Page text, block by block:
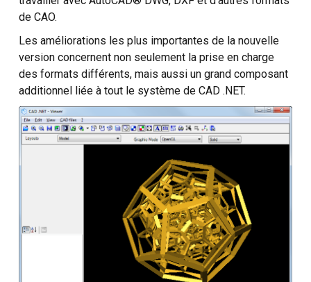
de CAO.
Les améliorations les plus importantes de la nouvelle
version concernent non seulement la prise en charge
des formats différents, mais aussi un grand composant
additionnel liée à tout le système de CAD .NET.